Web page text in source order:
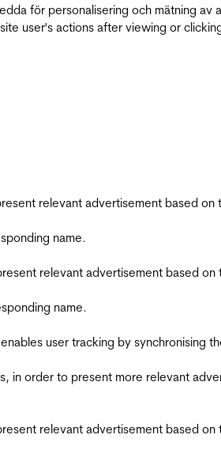
för personalisering och mätning av
user's actions after viewing or
relevant advertisement based on
name.
relevant advertisement based
name.
user tracking by synchronising
in order to present more relevant
relevant advertisement based